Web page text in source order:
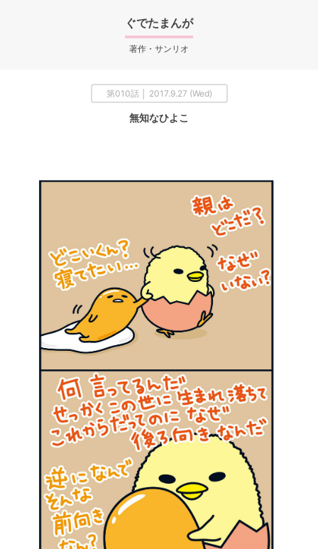
ぐでたまんが
著作・サンリオ
第010話 │ 2017.9.27 (Wed)
無知なひよこ